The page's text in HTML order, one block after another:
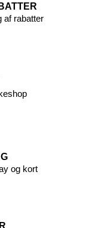
af rabatter
og kort